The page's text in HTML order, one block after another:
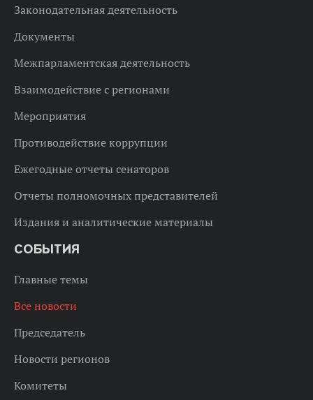
Законодательная деятельность
Документы
Межпарламентская деятельность
Взаимодействие с регионами
Мероприятия
Противодействие коррупции
Ежегодные отчеты сенаторов
Отчеты полномочных представителей
Издания и аналитические материалы
СОБЫТИЯ
Главные темы
Все новости
Председатель
Новости регионов
Комитеты